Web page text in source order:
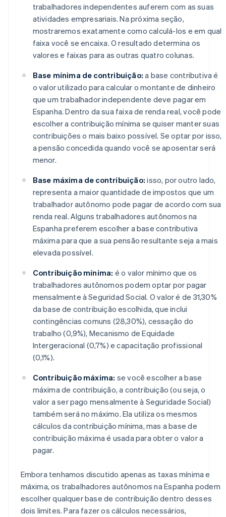
trabalhadores independentes auferem com as suas
atividades empresariais. Na próxima seção,
mostraremos exatamente como calculá-los e em qual
faixa você se encaixa. O resultado determina os
valores e faixas para as outras quatro colunas.
Base mínima de contribuição: a base contributiva é
o valor utilizado para calcular o montante de dinheiro
que um trabalhador independente deve pagar em
Espanha. Dentro da sua faixa de renda real, você pode
escolher a contribuição mínima se quiser manter suas
contribuições o mais baixo possível. Se optar por isso,
a pensão concedida quando você se aposentar será
menor.
Base máxima de contribuição: isso, por outro lado,
representa a maior quantidade de impostos que um
trabalhador autônomo pode pagar de acordo com sua
renda real. Alguns trabalhadores autônomos na
Espanha preferem escolher a base contributiva
máxima para que a sua pensão resultante seja a mais
elevada possível.
Contribuição mínima: é o valor mínimo que os
trabalhadores autônomos podem optar por pagar
mensalmente à Seguridad Social. O valor é de 31,30%
da base de contribuição escolhida, que inclui
contingências comuns (28,30%), cessação do
trabalho (0,9%), Mecanismo de Equidade
Intergeracional (0,7%) e capacitação profissional
(0,1%).
Contribuição máxima: se você escolher a base
máxima de contribuição, a contribuição (ou seja, o
valor a ser pago mensalmente à Seguridade Social)
também será no máximo. Ela utiliza os mesmos
cálculos da contribuição mínima, mas a base de
contribuição máxima é usada para obter o valor a
pagar.
Embora tenhamos discutido apenas as taxas mínima e
máxima, os trabalhadores autônomos na Espanha podem
escolher qualquer base de contribuição dentro desses
dois limites. Para fazer os cálculos necessários,